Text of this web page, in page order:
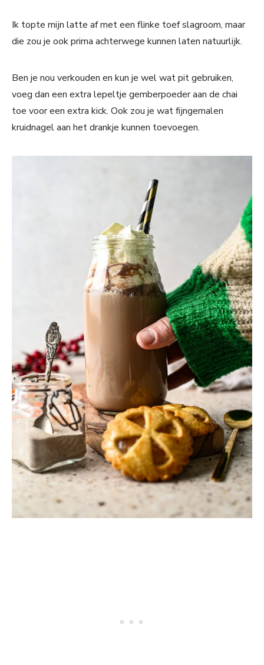
Ik topte mijn latte af met een flinke toef slagroom, maar
die zou je ook prima achterwege kunnen laten natuurlijk.
Ben je nou verkouden en kun je wel wat pit gebruiken,
voeg dan een extra lepeltje gemberpoeder aan de chai
toe voor een extra kick. Ook zou je wat fijngemalen
kruidnagel aan het drankje kunnen toevoegen.